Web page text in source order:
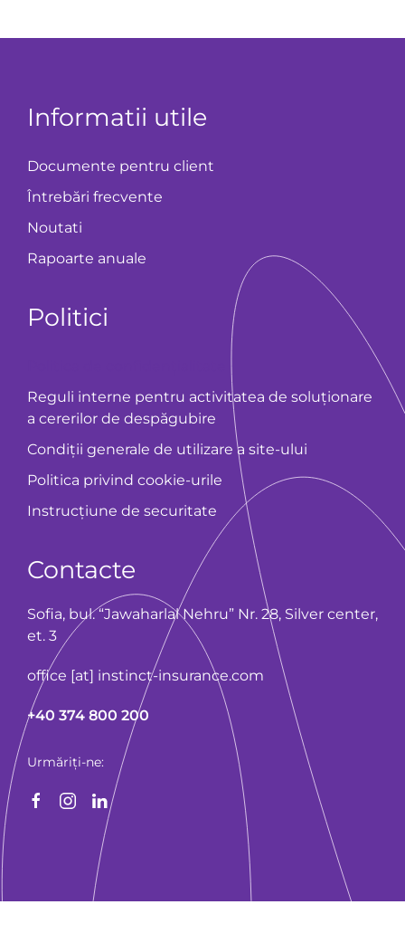
Informatii utile
Documente pentru client
Întrebări frecvente
Noutati
Rapoarte anuale
Politici
Reguli interne pentru activitatea de soluționare
a cererilor de despăgubire
Condiții generale de utilizare a site-ului
Politica privind cookie-urile
Instrucțiune de securitate
Contacte
Sofia, bul. “Jawaharlal Nehru” Nr. 28, Silver center,
еt. 3
office [at] instinct-insurance.com
+40 374 800 200
Urmăriți-ne: